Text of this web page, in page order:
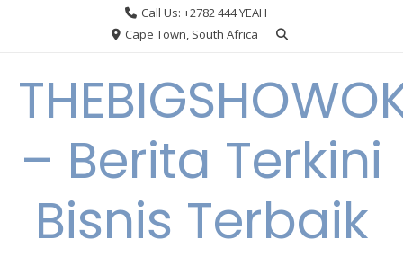
Call Us: +2782 444 YEAH
Cape Town, South Africa
– Berita Terkini
Bisnis Terbaik